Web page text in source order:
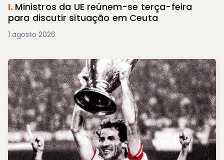
I. Ministros da UE reúnem-se terça-feira
para discutir situação em Ceuta
1 agosto 2026